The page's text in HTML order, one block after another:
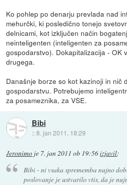
Ko pohlep po denarju prevlada nad
mehurčki, ki posledično tonejo
delnicami, kot izključen način
neinteligenten (inteligenten za
gospodarstvo). Dokapitalizacija - OK
drugega.
Današnje borze so kot kazinoji in nič
gospodarstvu. Potrebujemo
za posameznika, za VSE.
Bibi
::8. jan 2011, 18:29
Jeronimo je 7. jan 2011 ob 19:56izjavil:
Bibi - ni vsaka sprememba nujno
poslovanje je ustvarilo vtis, da je